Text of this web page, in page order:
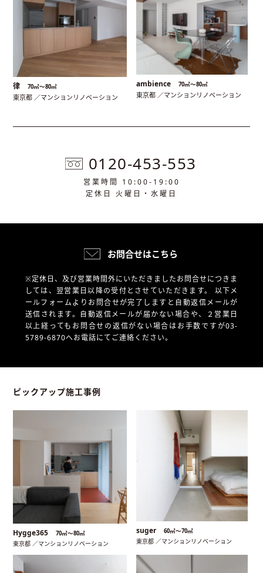
律 70㎡〜80㎡
東京都 ／マンションリノベーション
ambience 70㎡〜80㎡
東京都 ／マンションリノベーション
0120-453-553
営業時間 10:00-19:00
定休日 火曜日・水曜日
お問合せはこちら
※定休日、及び営業時間外にいただきましたお問合せにつきま
しては、翌営業日以降の受付とさせていただきます。 以下メ
ールフォームよりお問合せが完了しますと自動返信メールが
送信されます。自動返信メールが届かない場合や、
２営業日
以上経ってもお問合せの返信がない場合はお手数ですが03-
5789-6870へお電話にてご連絡ください。
ピックアップ施工事例
Hygge365 70㎡〜80㎡
東京都 ／マンションリノベーション
suger 60㎡〜70㎡
東京都 ／マンションリノベーション